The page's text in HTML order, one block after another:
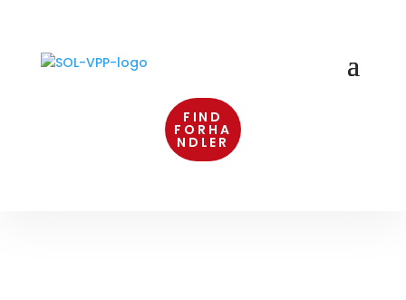
FIND
FORHA
NDLER